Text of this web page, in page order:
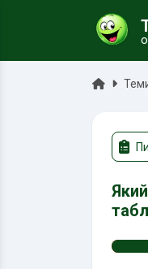
Головна